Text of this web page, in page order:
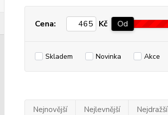
Cena: Kč Od
Skladem Novinka Akce
Nejnovější Nejlevnější Nejdražší